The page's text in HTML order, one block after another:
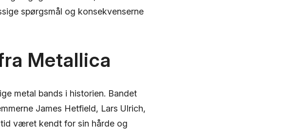
spørgsmål og konsekvenserne
Metallica
metal bands i historien. Bandet
James Hetfield, Lars Ulrich,
været kendt for sin hårde og